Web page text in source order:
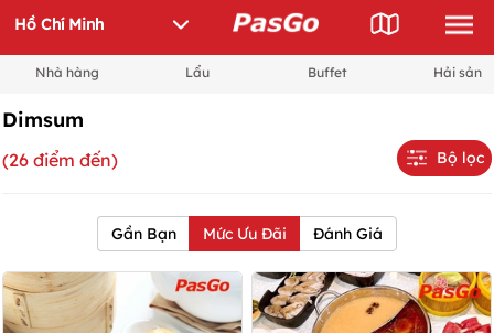
Nhà hàng Lẩu Buffet Hải sản
Dimsum
(26 điểm đến) Bộ lọc
Gần Bạn Mức Ưu Đãi Đánh Giá